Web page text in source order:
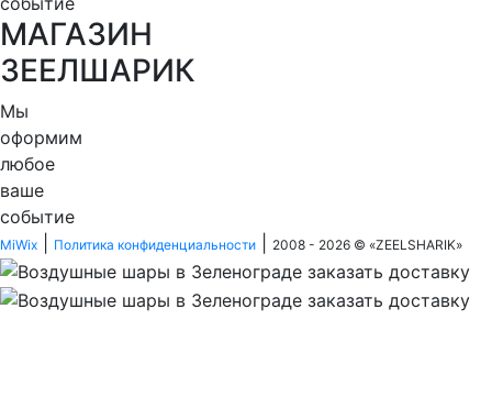
МАГАЗИН
ЗЕЕЛШАРИК
Мы
оформим
любое
ваше
событие
MiWix Политика конфиденциальности 2008 - 2026 © «ZEELSHARIK»